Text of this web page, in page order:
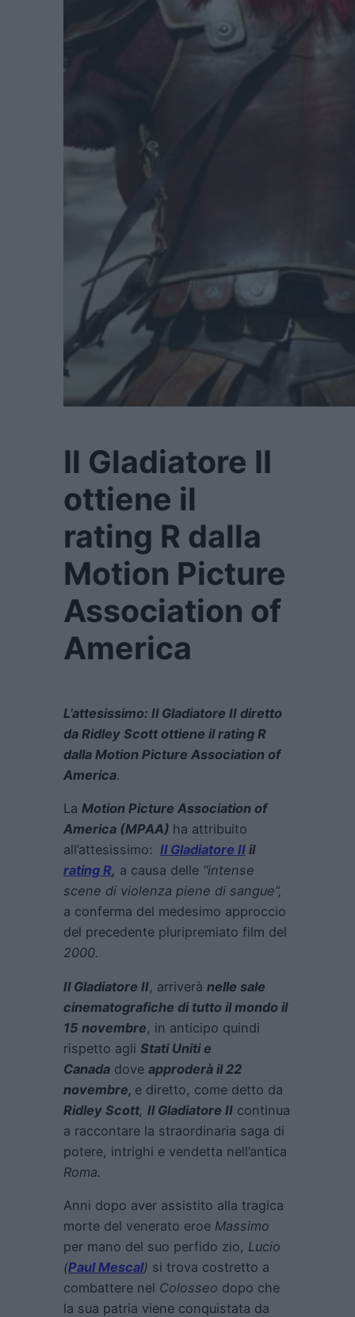
Il Gladiatore II
ottiene il
rating R dalla
Motion Picture
Association of
America
L’attesissimo: Il Gladiatore II diretto
da Ridley Scott ottiene il rating R
dalla Motion Picture Association of
America.
La Motion Picture Association of
America (MPAA) ha attribuito
all’attesissimo: Il Gladiatore II il
rating R, a causa delle “intense
scene di violenza piene di sangue”,
a conferma del medesimo approccio
del precedente pluripremiato film del
2000.
Il Gladiatore II, arriverà nelle sale
cinematografiche di tutto il mondo il
15 novembre, in anticipo quindi
rispetto agli Stati Uniti e
Canada dove approderà il 22
novembre, e diretto, come detto da
Ridley Scott, Il Gladiatore II continua
a raccontare la straordinaria saga di
potere, intrighi e vendetta nell’antica
Roma.
Anni dopo aver assistito alla tragica
morte del venerato eroe Massimo
per mano del suo perfido zio, Lucio
(Paul Mescal) si trova costretto a
combattere nel Colosseo dopo che
la sua patria viene conquistata da